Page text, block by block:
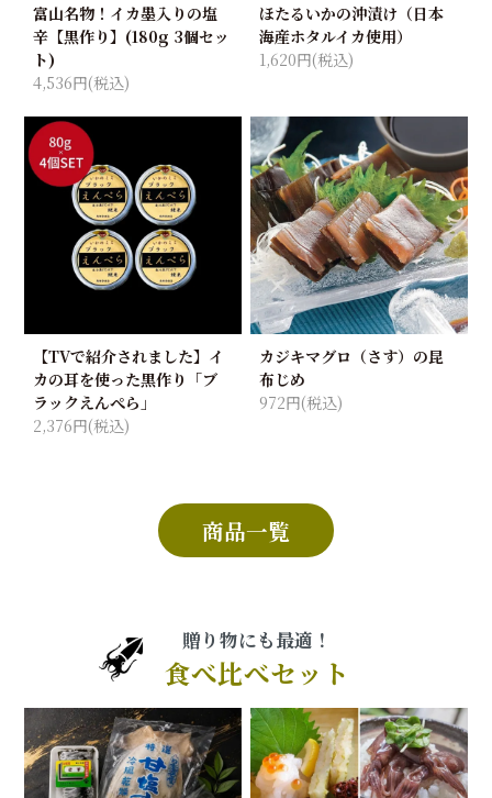
富山名物！イカ墨入りの塩
辛【黒作り】(180g 3個セッ
ト)
4,536円(税込)
ほたるいかの沖漬け（日本
海産ホタルイカ使用）
1,620円(税込)
【TVで紹介されました】イ
カの耳を使った黒作り「ブ
ラックえんぺら」
2,376円(税込)
カジキマグロ（さす）の昆
布じめ
972円(税込)
商品一覧
贈り物にも最適！
食べ比べセット